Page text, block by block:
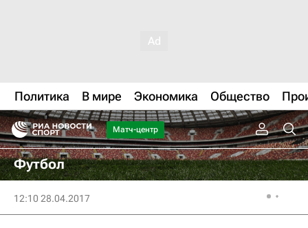
Политика В мире Экономика Общество
Матч-центр
Футбол
12:10 28.04.2017